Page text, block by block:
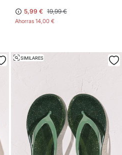
5,99 € 19,99 €
Ahorras 14,00 €
SIMILARES